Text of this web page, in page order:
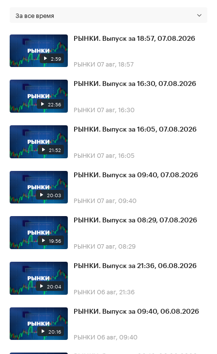
За все время
2:59
РЫНКИ. Выпуск за 18:57, 07.08.2026
РЫНКИ 07 авг, 18:57
22:56
РЫНКИ. Выпуск за 16:30, 07.08.2026
РЫНКИ 07 авг, 16:30
21:52
РЫНКИ. Выпуск за 16:05, 07.08.2026
РЫНКИ 07 авг, 16:05
20:03
РЫНКИ. Выпуск за 09:40, 07.08.2026
РЫНКИ 07 авг, 09:40
19:56
РЫНКИ. Выпуск за 08:29, 07.08.2026
РЫНКИ 07 авг, 08:29
20:04
РЫНКИ. Выпуск за 21:36, 06.08.2026
РЫНКИ 06 авг, 21:36
20:16
РЫНКИ. Выпуск за 09:40, 06.08.2026
РЫНКИ 06 авг, 09:40